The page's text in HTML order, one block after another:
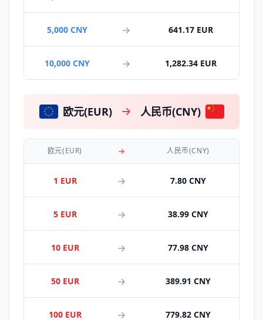
5,000 CNY 641.17 EUR
10,000 CNY 1,282.34 EUR
欧元(EUR) 人民币(CNY)
欧元(EUR) 人民币(CNY)
1 EUR 7.80 CNY
5 EUR 38.99 CNY
10 EUR 77.98 CNY
50 EUR 389.91 CNY
100 EUR 779.82 CNY